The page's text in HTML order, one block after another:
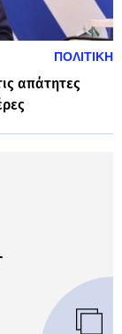
ΠΟΛΙΤΙΚΗ
απάτητες